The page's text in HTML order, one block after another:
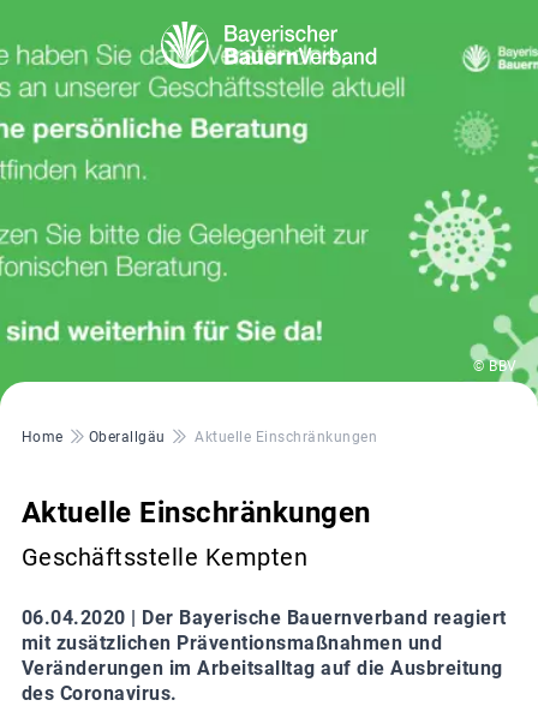
© BBV
Pfadnavigation
Home Oberallgäu Aktuelle Einschränkungen
Aktuelle Einschränkungen
Geschäftsstelle Kempten
06.04.2020 | Der Bayerische Bauernverband reagiert
mit zusätzlichen Präventionsmaßnahmen und
Veränderungen im Arbeitsalltag auf die Ausbreitung
des Coronavirus.